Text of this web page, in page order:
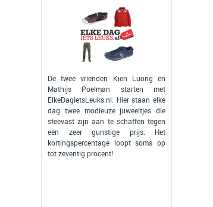
De twee vrienden Kien Luong en
Mathijs Poelman starten met
ElkeDagIetsLeuks.nl. Hier staan elke
dag twee modieuze juweeltjes die
steevast zijn aan te schaffen tegen
een zeer gunstige prijs. Het
kortingspercentage loopt soms op
tot zeventig procent!